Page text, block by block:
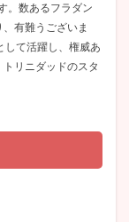
。数あるフラダン
有難うございま
して活躍し、権威あ
リニダッドのスタ